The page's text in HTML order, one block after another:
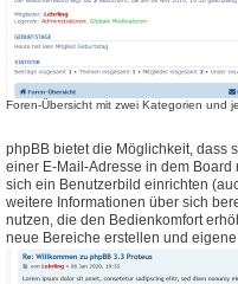
Foren-Übersicht mit zwei Kategorien und
phpBB bietet die Möglichkeit, dass
einer E-Mail-Adresse in dem
sich ein Benutzerbild einrichten
weitere Informationen über sich
nutzen, die den Bedienkomfort
neue Bereiche erstellen und